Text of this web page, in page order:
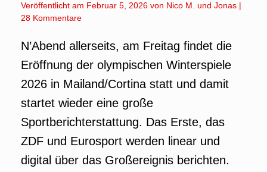
Veröffentlicht am Februar 5, 2026 von Nico M. und Jonas |
28 Kommentare
N’Abend allerseits, am Freitag findet die
Eröffnung der olympischen Winterspiele
2026 in Mailand/Cortina statt und damit
startet wieder eine große
Sportberichterstattung. Das Erste, das
ZDF und Eurosport werden linear und
digital über das Großereignis berichten.